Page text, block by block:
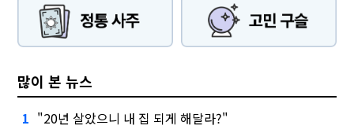
많이 본 뉴스
1 "20년 살았으니 내 집 되게 해달라?"